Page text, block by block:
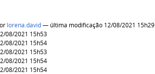
lorena.david— última modificação 12/08/2021 15h29
08/2021 15h53
08/2021 15h54
08/2021 15h53
08/2021 15h54
08/2021 15h54